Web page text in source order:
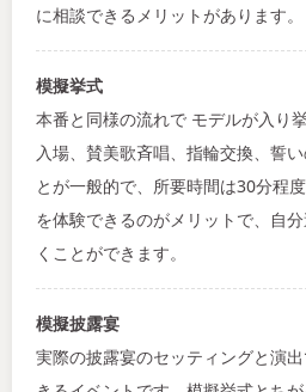
に相談できるメリットがあります。
模擬挙式
本番と同様の流れで モデルが入り
入場、賛美歌斉唱、指輪交換、誓
とが一般的で、所要時間は30分程
を体験できるのがメリットで、自
くことができます。
模擬披露宴
実際の披露宴のセッティングと演